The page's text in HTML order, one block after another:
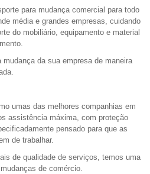
para mudança comercial para todo
média e grandes empresas, cuidando
do mobiliário, equipamento e material
mudança da sua empresa de maneira
umas das melhores companhias em
assistência máxima, com proteção
pensado para que as
de trabalhar.
de qualidade de serviços, temos uma
de comércio.